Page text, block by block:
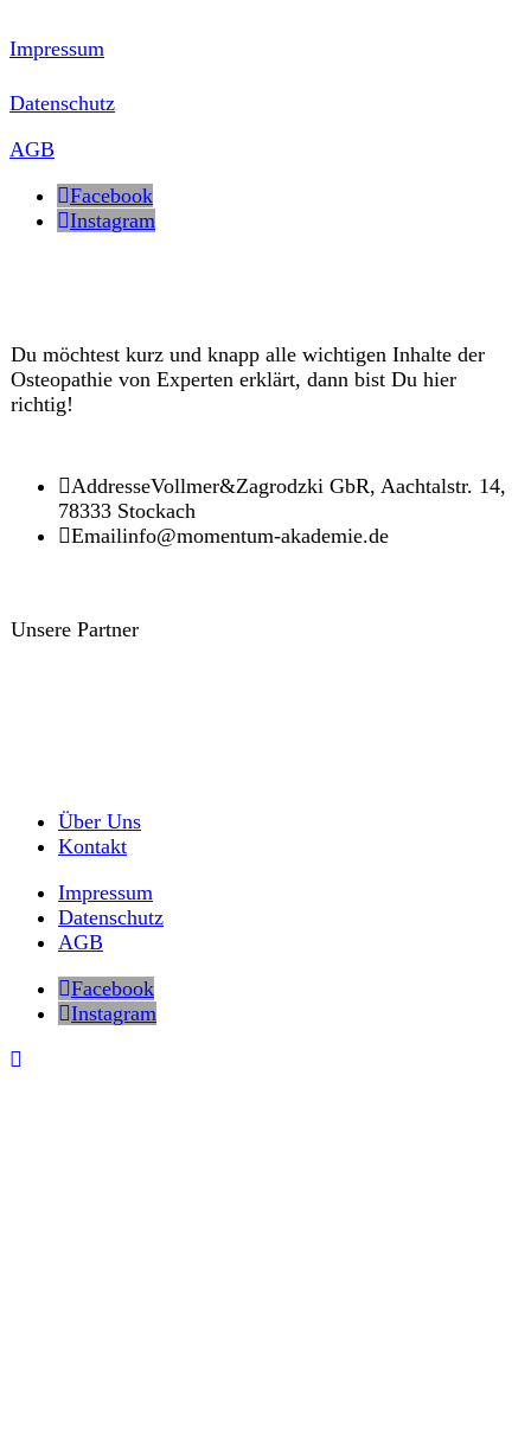
Impressum
Datenschutz
AGB
Facebook
Instagram
Du möchtest kurz und knapp alle wichtigen Inhalte der
Osteopathie von Experten erklärt, dann bist Du hier
richtig!
AddresseVollmer&Zagrodzki GbR, Aachtalstr. 14,
78333 Stockach
Emailinfo@momentum-akademie.de
Unsere Partner
Über Uns
Kontakt
Impressum
Datenschutz
AGB
Facebook
Instagram